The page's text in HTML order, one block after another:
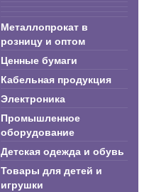
Металлопрокат в
розницу и оптом
Ценные бумаги
Кабельная продукция
Электроника
Промышленное
оборудование
Детская одежда и обувь
Товары для детей и
игрушки